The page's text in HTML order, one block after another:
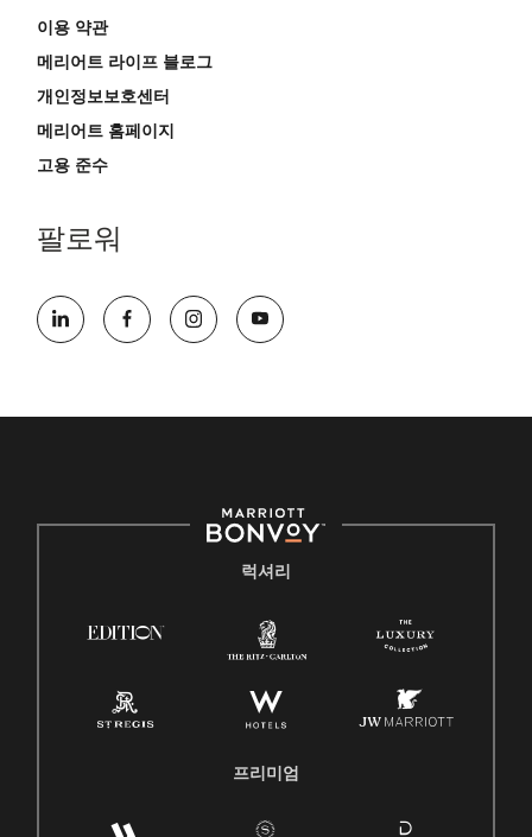
이용 약관
메리어트 라이프 블로그
개인정보보호센터
메리어트 홈페이지
고용 준수
팔로워
럭셔리
프리미엄